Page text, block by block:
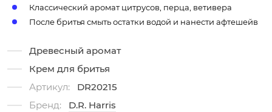
Классический аромат цитрусов, перца, ветивера
После бритья смыть остатки водой и нанести афтешейв
Древесный аромат
Крем для бритья
Артикул:
DR20215
Бренд:
D.R. Harris